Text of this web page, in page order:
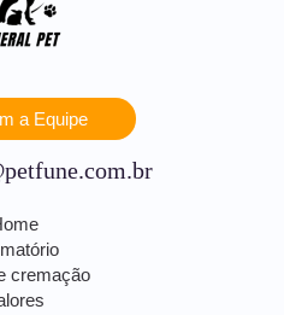
a Equipe
cremação